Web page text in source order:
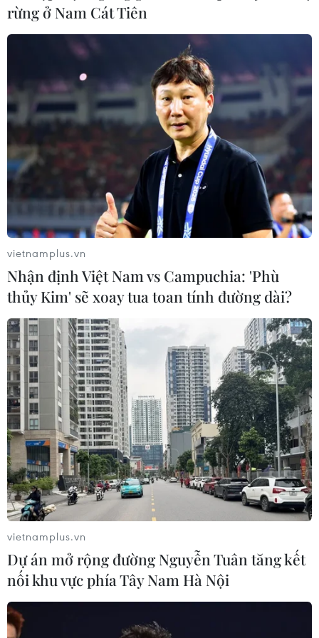
Biểu tình tiếp tục leo thang tại Hong Kong
khiến giao thông tê liệt
13/11/2019 02:26
Hai ngày qua, các cuộc biểu tình bạo lực khiến nhiều
khu ở Hong Kong trở nên hỗn loạn, giao thông tê liệt,
nhiều phố bị người biểu tình cậy gạch cản trở xe cộ đi
lại, một số ga tàu điện phải ngừng.
rừng ở Nam Cát Tiên
vietnamplus.vn
Nhận định Việt Nam vs Campuchia: 'Phù
thủy Kim' sẽ xoay tua toan tính đường dài?
vietnamplus.vn
Dự án mở rộng đường Nguyễn Tuân tăng kết
nối khu vực phía Tây Nam Hà Nội